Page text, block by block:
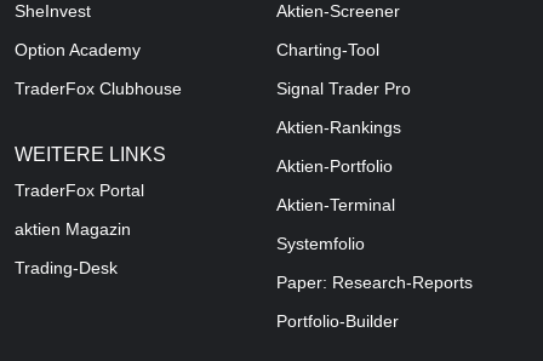
SheInvest
Option Academy
TraderFox Clubhouse
WEITERE LINKS
TraderFox Portal
aktien Magazin
Trading-Desk
Aktien-Screener
Charting-Tool
Signal Trader Pro
Aktien-Rankings
Aktien-Portfolio
Aktien-Terminal
Systemfolio
Paper: Research-Reports
Portfolio-Builder